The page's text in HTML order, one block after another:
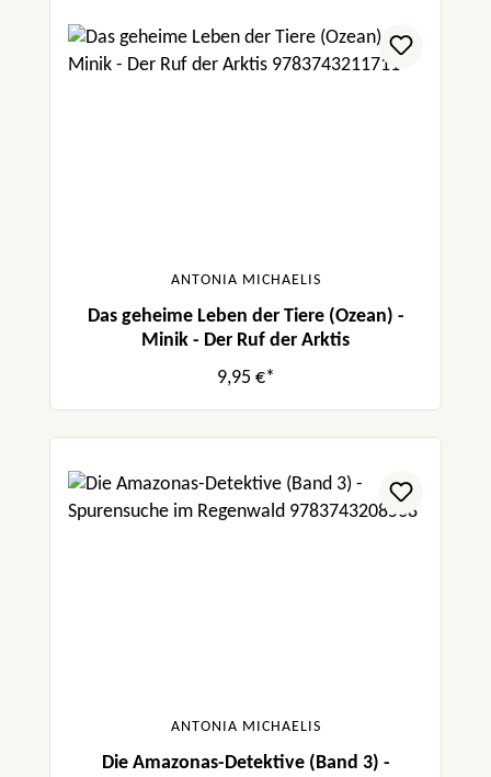
ANTONIA MICHAELIS
Das geheime Leben der Tiere (Ozean) -
Minik - Der Ruf der Arktis
9,95 €*
ANTONIA MICHAELIS
Die Amazonas-Detektive (Band 3) -